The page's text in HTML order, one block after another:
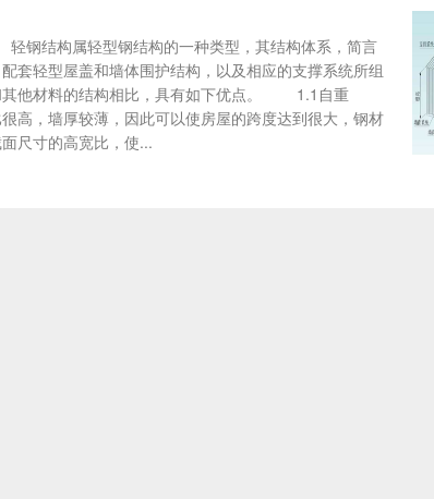
结构属轻型钢结构的一种类型，其结构体系，简言
套轻型屋盖和墙体围护结构，以及相应的支撑系统所组
其他材料的结构相比，具有如下优点。 1.1自重
，墙厚较薄，因此可以使房屋的跨度达到很大，钢材
尺寸的高宽比，使...